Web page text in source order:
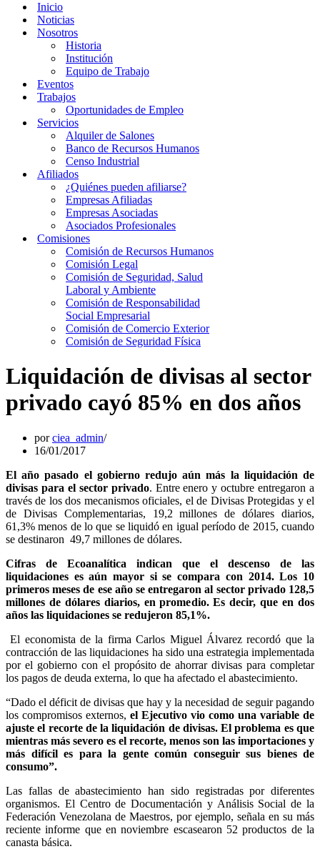
Inicio
Noticias
Nosotros
Historia
Institución
Equipo de Trabajo
Eventos
Trabajos
Oportunidades de Empleo
Servicios
Alquiler de Salones
Banco de Recursos Humanos
Censo Industrial
Afiliados
¿Quiénes pueden afiliarse?
Empresas Afiliadas
Empresas Asociadas
Asociados Profesionales
Comisiones
Comisión de Recursos Humanos
Comisión Legal
Comisión de Seguridad, Salud
Laboral y Ambiente
Comisión de Responsabilidad
Social Empresarial
Comisión de Comercio Exterior
Comisión de Seguridad Física
Liquidación de divisas al sector
privado cayó 85% en dos años
porciea_admin
16/01/2017
El año pasado el gobierno redujo aún más la liquidación de
divisas para el sector privado. Entre enero y octubre entregaron a
través de los dos mecanismos oficiales, el de Divisas Protegidas y el
de Divisas Complementarias, 19,2 millones de dólares diarios,
61,3% menos de lo que se liquidó en igual período de 2015, cuando
se destinaron 49,7 millones de dólares.
Cifras de Ecoanalítica indican que el descenso de las
liquidaciones es aún mayor si se compara con 2014. Los 10
primeros meses de ese año se entregaron al sector privado 128,5
millones de dólares diarios, en promedio. Es decir, que en dos
años las liquidaciones se redujeron 85,1%.
El economista de la firma Carlos Miguel Álvarez recordó que la
contracción de las liquidaciones ha sido una estrategia implementada
por el gobierno con el propósito de ahorrar divisas para completar
los pagos de deuda externa, lo que ha afectado el abastecimiento.
“Dado el déficit de divisas que hay y la necesidad de seguir pagando
los compromisos externos, el Ejecutivo vio como una variable de
ajuste el recorte de la liquidación de divisas. El problema es que
mientras más severo es el recorte, menos son las importaciones y
más difícil es para la gente común conseguir sus bienes de
consumo”.
Las fallas de abastecimiento han sido registradas por diferentes
organismos. El Centro de Documentación y Análisis Social de la
Federación Venezolana de Maestros, por ejemplo, señala en su más
reciente informe que en noviembre escasearon 52 productos de la
canasta básica.